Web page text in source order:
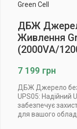
Green Cell
ДБЖ
Живлення
(2000VA/
7 199 грн
ДБЖ Джерело
UPS05: Надійний
забезпечує
для вашого